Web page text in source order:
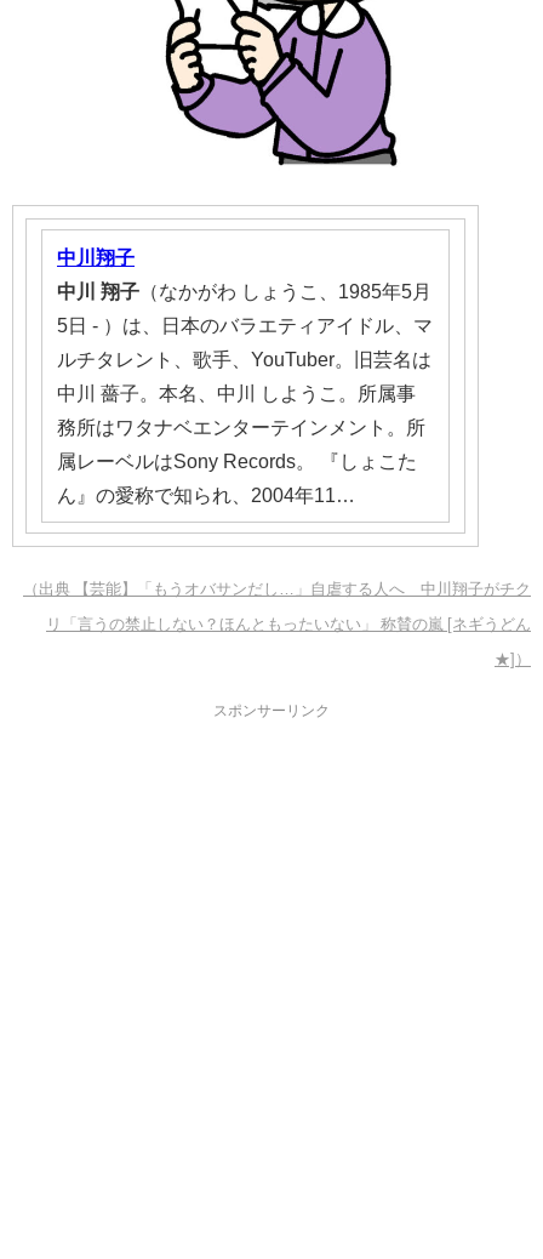
中川翔子
中川
翔子 （なかがわ しょうこ、1985年5月
5日 - ）は、日本のバラエティアイドル、マ
ルチタレント、歌手、YouTuber。旧芸名は
中川 薔子。本名、中川 しようこ。所属事
務所はワタナベエンターテインメント。所
属レーベルはSony Records。 『しょこた
ん』の愛称で知られ、2004年11…
（出典 【芸能】「もうオバサンだし…」自虐する人へ 中川翔子がチク
リ「言うの禁止しない？ほんともったいない」 称賛の嵐 [ネギうどん
★]）
スポンサーリンク